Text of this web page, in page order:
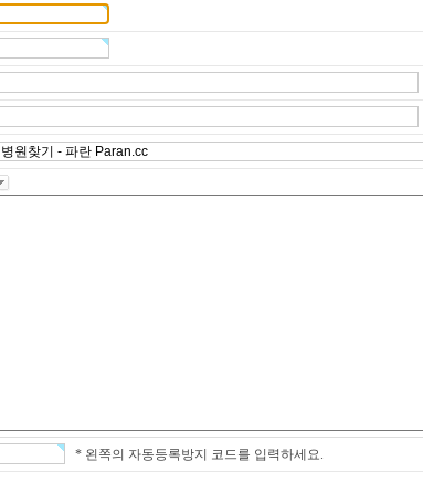
* 왼쪽의 자동등록방지 코드를 입력하세요.